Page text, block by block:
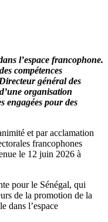
l’espace francophone.
compétences
général des
organisation
engagées pour des
et par acclamation
francophones
le 12 juin 2026 à
pour le Sénégal, qui
de la promotion de la
dans l’espace